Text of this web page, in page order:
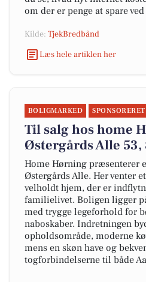
om der er penge at spare
Kilde: TjekBredbånd
Læs hele artiklen her
BOLIGMARKED SPONSORERET
Til salg hos home
Østergårds Alle
Home Hørning præsenterer
Østergårds Alle. Her venter
velholdt hjem, der er
familielivet. Boligen ligger
med trygge legeforhold for
naboskaber. Indretningen
opholdsområde, moderne
mens en skøn have og
togforbindelserne til både